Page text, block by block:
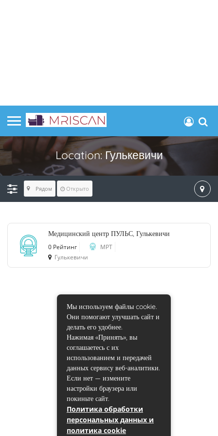
Location:Гулькевичи
Рядом Открыто
Медицинский центр ПУЛЬС, Гулькевичи
0 Рейтинг
МРТ
Гулькевичи
Мы используем файлы cookie.
Они помогают улучшать сайт и
делать его удобнее.
Нажимая «Принять», вы
соглашаетесь с их
использованием и передачей
данных сервису веб-аналитики.
Если нет — измените
настройки браузера или
покиньте сайт.
Политика обработки
персональных данных и
политика cookie